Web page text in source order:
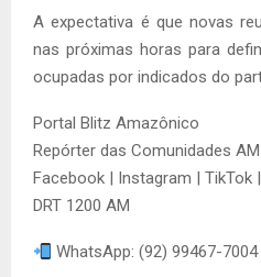
A expectativa é que novas
nas próximas horas para
ocupadas por indicados do
Portal Blitz Amazônico
Repórter das Comunidades AM
Facebook | Instagram | TikTok
DRT 1200 AM
WhatsApp: (92) 99467-7004